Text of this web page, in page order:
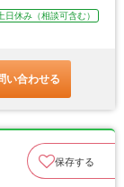
日休み（相談可含む）
い合わせる
保存する